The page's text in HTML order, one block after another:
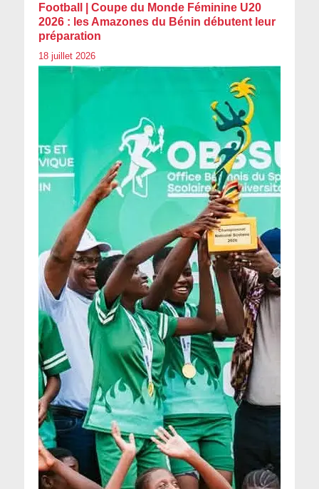
Football | Coupe du Monde Féminine U20
2026 : les Amazones du Bénin débutent leur
préparation
18 juillet 2026